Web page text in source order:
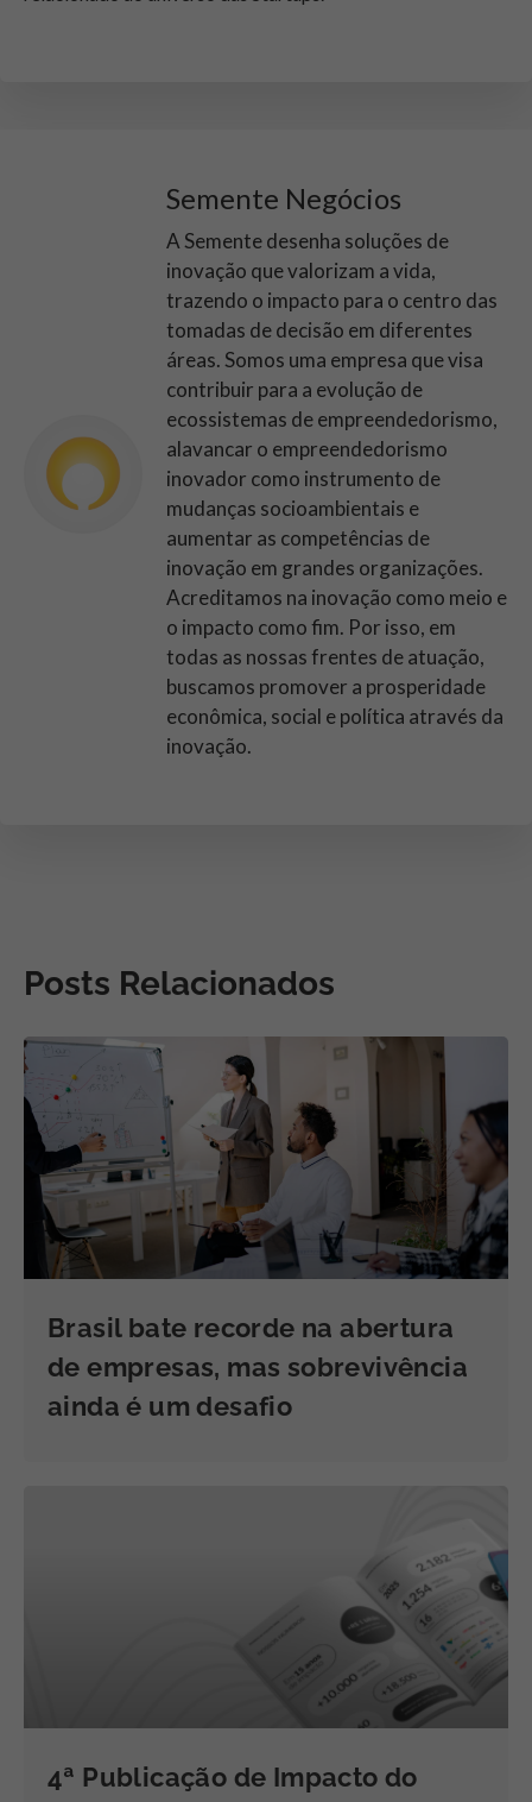
Semente Negócios
A Semente desenha soluções de
inovação que valorizam a vida,
trazendo o impacto para o centro das
tomadas de decisão em diferentes
áreas. Somos uma empresa que visa
contribuir para a evolução de
ecossistemas de empreendedorismo,
alavancar o empreendedorismo
inovador como instrumento de
mudanças socioambientais e
aumentar as competências de
inovação em grandes organizações.
Acreditamos na inovação como meio e
o impacto como fim. Por isso, em
todas as nossas frentes de atuação,
buscamos promover a prosperidade
econômica, social e política através da
inovação.
Posts Relacionados
Brasil bate recorde na abertura
de empresas, mas sobrevivência
ainda é um desafio
4ª Publicação de Impacto do